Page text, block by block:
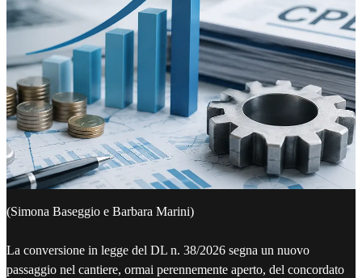
(Simona Baseggio e Barbara Marini)
La conversione in legge del DL n. 38/2026 segna un nuovo
passaggio nel cantiere, ormai perennemente aperto, del concordato